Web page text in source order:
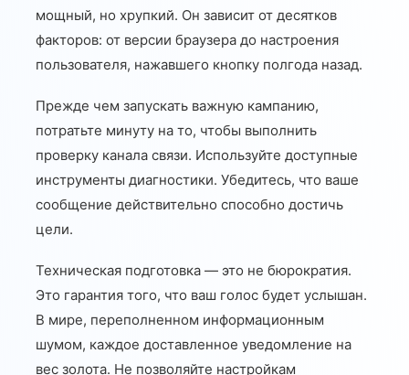
мощный, но хрупкий. Он зависит от десятков
факторов: от версии браузера до настроения
пользователя, нажавшего кнопку полгода назад.
Прежде чем запускать важную кампанию,
потратьте минуту на то, чтобы выполнить
проверку канала связи. Используйте доступные
инструменты диагностики. Убедитесь, что ваше
сообщение действительно способно достичь
цели.
Техническая подготовка — это не бюрократия.
Это гарантия того, что ваш голос будет услышан.
В мире, переполненном информационным
шумом, каждое доставленное уведомление на
вес золота. Не позволяйте настройкам